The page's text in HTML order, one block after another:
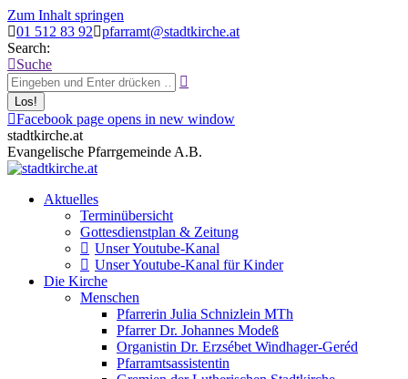
Zum Inhalt springen
01 512 83 92
pfarramt@stadtkirche.at
Search:
Suche
Facebook page opens in new window
stadtkirche.at
Evangelische Pfarrgemeinde A.B.
Aktuelles
Terminübersicht
Gottesdienstplan & Zeitung
Unser Youtube-Kanal
Unser Youtube-Kanal für Kinder
Die Kirche
Menschen
Pfarrerin Julia Schnizlein MTh
Pfarrer Dr. Johannes Modeß
Organistin Dr. Erzsébet Windhager-Geréd
Pfarramtsassistentin